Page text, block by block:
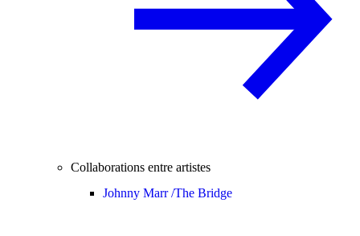
Collaborations entre artistes
Johnny Marr /The Bridge